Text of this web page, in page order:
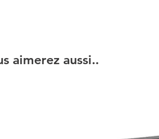
aimerez aussi..